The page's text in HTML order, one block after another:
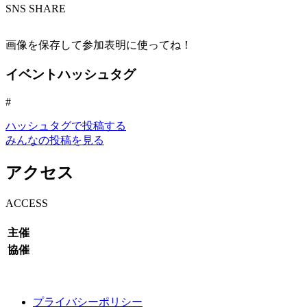
SNS SHARE
画像を保存して参加表明に使ってね！
イベントハッシュタグ
#
ハッシュタグで投稿する
みんなの投稿を見る
アクセス
ACCESS
主催
協催
プライバシーポリシー